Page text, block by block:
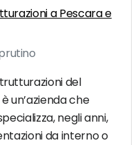
a Pescara e
del
un’azienda che
negli anni,
da interno o